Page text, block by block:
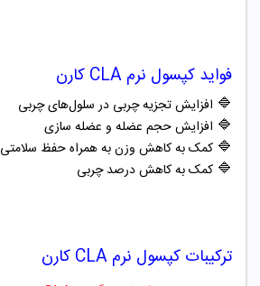
فواید کپسول نرم CLA کارن
🔷 افزایش تجزیه چربی در سلول‌های چربی
🔷 افزایش حجم عضله و عضله سازی
🔷 کمک به کاهش وزن به همراه حفظ سلامتی
🔷 کمک به کاهش درصد چربی
ترکیبات کپسول نرم CLA کارن